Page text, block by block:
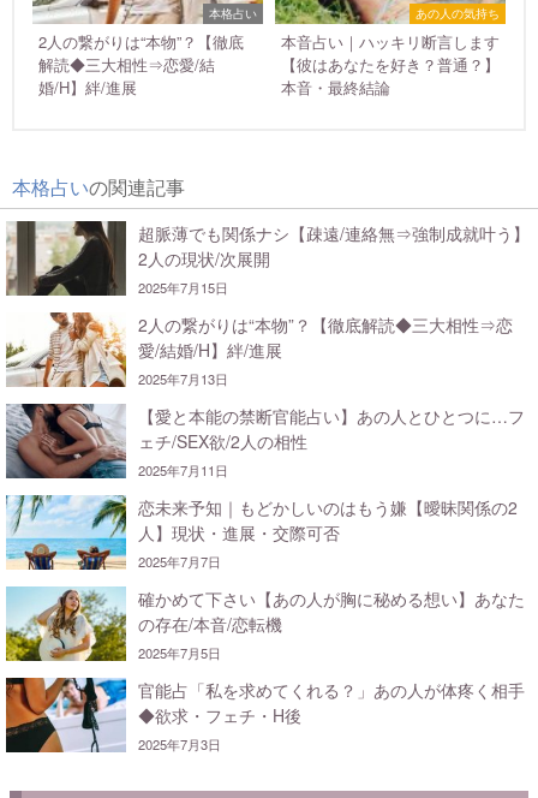
本格占い
2人の繋がりは“本物”？【徹底
解読◆三大相性⇒恋愛/結
婚/H】絆/進展
あの人の気持ち
本音占い｜ハッキリ断言します
【彼はあなたを好き？普通？】
本音・最終結論
本格占いの関連記事
超脈薄でも関係ナシ【疎遠/連絡無⇒強制成就叶う】
2人の現状/次展開
2025年7月15日
2人の繋がりは“本物”？【徹底解読◆三大相性⇒恋
愛/結婚/H】絆/進展
2025年7月13日
【愛と本能の禁断官能占い】あの人とひとつに…フ
ェチ/SEX欲/2人の相性
2025年7月11日
恋未来予知｜もどかしいのはもう嫌【曖昧関係の2
人】現状・進展・交際可否
2025年7月7日
確かめて下さい【あの人が胸に秘める想い】あなた
の存在/本音/恋転機
2025年7月5日
官能占「私を求めてくれる？」あの人が体疼く相手
◆欲求・フェチ・H後
2025年7月3日